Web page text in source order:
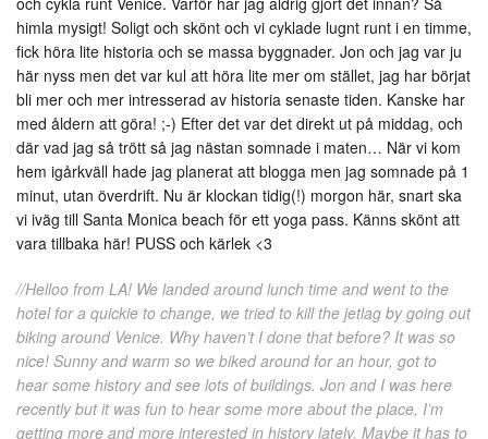
himla mysigt! Soligt och skönt och vi cyklade lugnt runt i en timme,
fick höra lite historia och se massa byggnader. Jon och jag var ju
här nyss men det var kul att höra lite mer om stället, jag har börjat
bli mer och mer intresserad av historia senaste tiden. Kanske har
med åldern att göra! ;-) Efter det var det direkt ut på middag, och
där vad jag så trött så jag nästan somnade i maten… När vi kom
hem igårkväll hade jag planerat att blogga men jag somnade på 1
minut, utan överdrift. Nu är klockan tidig(!) morgon här, snart ska
vi iväg till Santa Monica beach för ett yoga pass. Känns skönt att
vara tillbaka här! PUSS och kärlek <3
//Helloo from LA! We landed around lunch time and went to the
hotel for a quickie to change, we tried to kill the jetlag by going out
biking around Venice. Why haven’t I done that before? It was so
nice! Sunny and warm so we biked around for an hour, got to
hear some history and see lots of buildings. Jon and I was here
recently but it was fun to hear some more about the place, I’m
getting more and more interested in history lately. Maybe it has to